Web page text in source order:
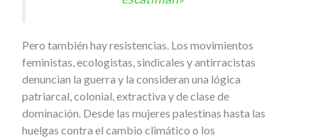
Pero también hay resistencias. Los movimientos
feministas, ecologistas, sindicales y antirracistas
denuncian la guerra y la consideran una lógica
patriarcal, colonial, extractiva y de clase de
dominación. Desde las mujeres palestinas hasta las
huelgas contra el cambio climático o los